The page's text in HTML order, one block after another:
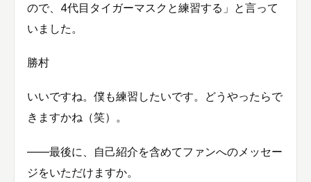
ので、4代目タイガーマスクと練習する」と言って
いました。
勝村
いいですね。僕も練習したいです。どうやったらで
きますかね（笑）。
——最後に、自己紹介を含めてファンへのメッセー
ジをいただけますか。